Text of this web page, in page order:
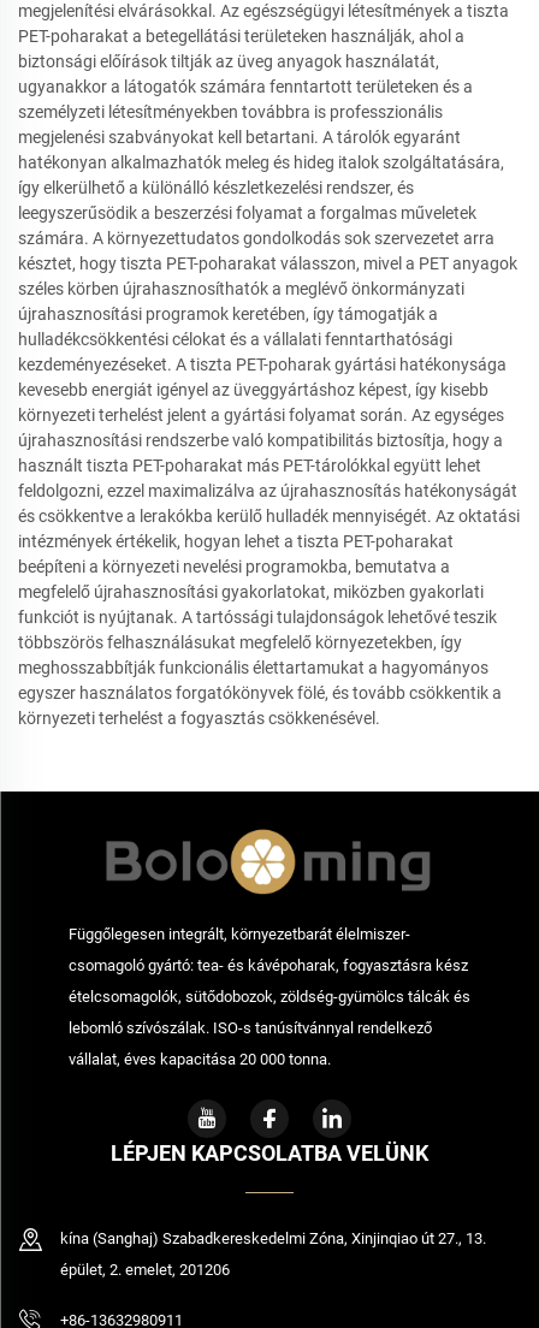
megjelenítési elvárásokkal. Az egészségügyi létesítmények a tiszta
PET-poharakat a betegellátási területeken használják, ahol a
biztonsági előírások tiltják az üveg anyagok használatát,
ugyanakkor a látogatók számára fenntartott területeken és a
személyzeti létesítményekben továbbra is professzionális
megjelenési szabványokat kell betartani. A tárolók egyaránt
hatékonyan alkalmazhatók meleg és hideg italok szolgáltatására,
így elkerülhető a különálló készletkezelési rendszer, és
leegyszerűsödik a beszerzési folyamat a forgalmas műveletek
számára. A környezettudatos gondolkodás sok szervezetet arra
késztet, hogy tiszta PET-poharakat válasszon, mivel a PET anyagok
széles körben újrahasznosíthatók a meglévő önkormányzati
újrahasznosítási programok keretében, így támogatják a
hulladékcsökkentési célokat és a vállalati fenntarthatósági
kezdeményezéseket. A tiszta PET-poharak gyártási hatékonysága
kevesebb energiát igényel az üveggyártáshoz képest, így kisebb
környezeti terhelést jelent a gyártási folyamat során. Az egységes
újrahasznosítási rendszerbe való kompatibilitás biztosítja, hogy a
használt tiszta PET-poharakat más PET-tárolókkal együtt lehet
feldolgozni, ezzel maximalizálva az újrahasznosítás hatékonyságát
és csökkentve a lerakókba kerülő hulladék mennyiségét. Az oktatási
intézmények értékelik, hogyan lehet a tiszta PET-poharakat
beépíteni a környezeti nevelési programokba, bemutatva a
megfelelő újrahasznosítási gyakorlatokat, miközben gyakorlati
funkciót is nyújtanak. A tartóssági tulajdonságok lehetővé teszik
többszörös felhasználásukat megfelelő környezetekben, így
meghosszabbítják funkcionális élettartamukat a hagyományos
egyszer használatos forgatókönyvek fölé, és tovább csökkentik a
környezeti terhelést a fogyasztás csökkenésével.
Függőlegesen integrált, környezetbarát élelmiszer-
csomagoló gyártó: tea- és kávépoharak, fogyasztásra kész
ételcsomagolók, sütődobozok, zöldség-gyümölcs tálcák és
lebomló szívószálak. ISO-s tanúsítvánnyal rendelkező
vállalat, éves kapacitása 20 000 tonna.
LÉPJEN KAPCSOLATBA VELÜNK
kína (Sanghaj) Szabadkereskedelmi Zóna, Xinjinqiao út 27., 13.
épület, 2. emelet, 201206
+86-13632980911